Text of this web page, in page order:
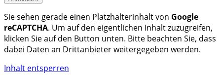
Sie sehen gerade einen Platzhalterinhalt von Google
reCAPTCHA. Um auf den eigentlichen Inhalt zuzugreifen,
klicken Sie auf den Button unten. Bitte beachten Sie, dass
dabei Daten an Drittanbieter weitergegeben werden.
Inhalt entsperren